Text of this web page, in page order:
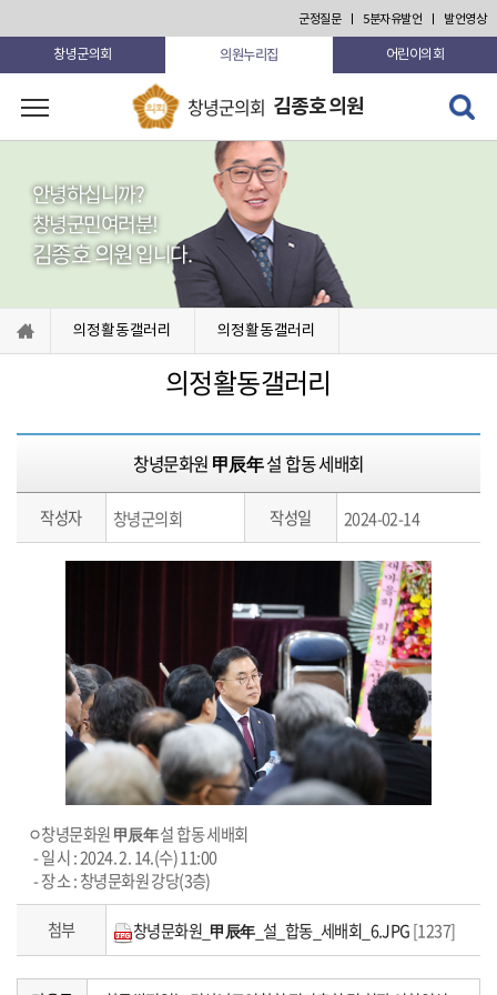
창녕군의회 의원누리집 어린이의회
군정질문 5분자유발언 발언영상
창녕군의회 김종호 의원
검색 열
고 닫기
안녕하십니까?
창녕군민여러분!
김종호 의원입니다.
의정활동갤러리 의정활동갤러리
의정활동갤러리
창녕문화원 甲辰年 설 합동 세배회
작성자 창녕군의회 작성일 2024-02-14
ㅇ창녕문화원 甲辰年 설 합동 세배회
- 일 시 : 2024. 2. 14.(수) 11:00
- 장 소 : 창녕문화원 강당(3층)
첨부
창녕문화원_甲辰年_설_합동_세배회_6.JPG[1237]